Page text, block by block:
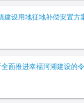
建设用地征地补偿安置方
面推进幸福河湖建设的令